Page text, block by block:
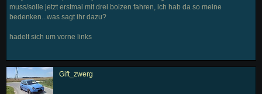
muss/solle jetzt erstmal mit drei bolzen fahren, ich hab da so meine
bedenken...was sagt ihr dazu?
hadelt sich um vorne links
Gift_zwerg